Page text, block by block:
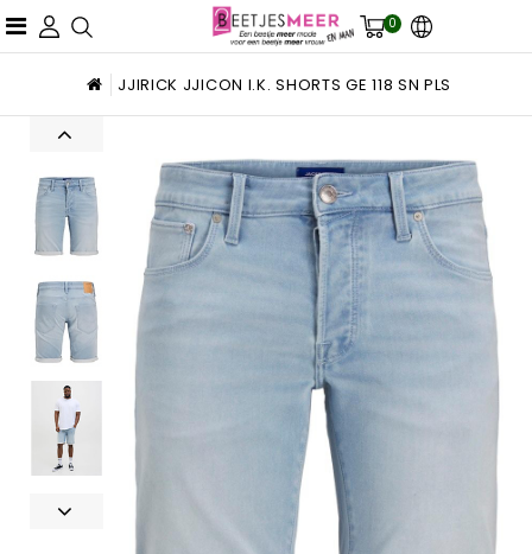
0
JJIRICK JJICON I.K. SHORTS GE 118 SN PLS